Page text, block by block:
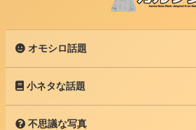
オモシロ話題
小ネタな話題
不思議な写真